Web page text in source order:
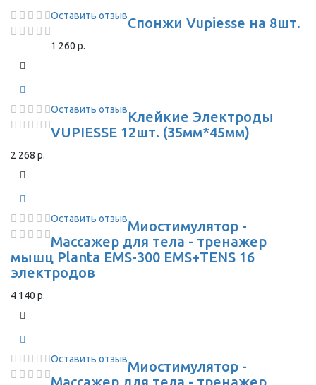
Оставить отзывСпонжи Vupiesse на 8шт.
1 260 р.
Оставить отзывКлейкие Электроды
VUPIESSE 12шт. (35мм*45мм)
2 268 р.
Оставить отзывМиостимулятор -
Массажер для тела - тренажер
мышц Planta EMS-300 EMS+TENS 16
электродов
4 140 р.
Оставить отзывМиостимулятор -